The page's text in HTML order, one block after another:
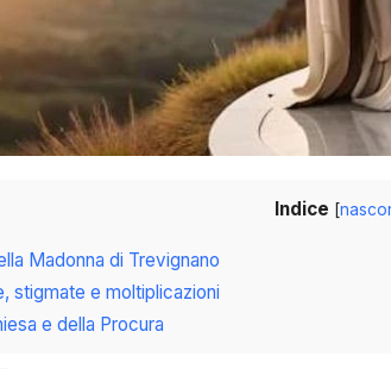
Indice [
Madonna di Trevignano
stigmate e moltiplicazioni
e della Procura